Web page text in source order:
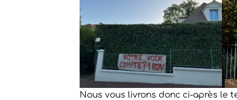
Nous vous livrons donc ci-après le